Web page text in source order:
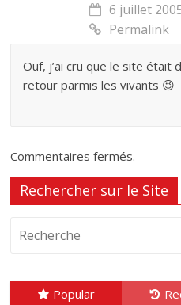
6 juillet
Permalink
Ouf, j’ai cru que le site
retour parmis les vivants 😉
Commentaires fermés.
Rechercher sur le Site
Popular